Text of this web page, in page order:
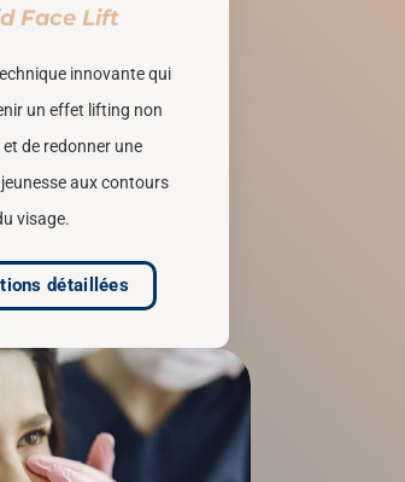
Face Lift
innovante qui
un effet lifting non
de redonner une
aux contours
visage.
détaillées